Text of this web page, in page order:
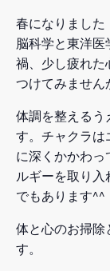
春になりました
脳科学と東洋
禍、少し疲れ
つけてみません
体調を整える
す。チャクラ
に深くかかわ
ルギーを取り入
でもあります^^
体と心のお掃
す。